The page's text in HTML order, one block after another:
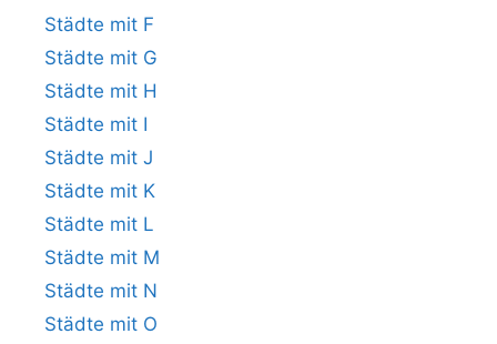
Städte mit F
Städte mit G
Städte mit H
Städte mit I
Städte mit J
Städte mit K
Städte mit L
Städte mit M
Städte mit N
Städte mit O